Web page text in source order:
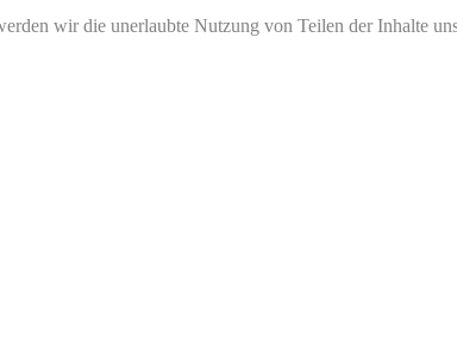
wir die unerlaubte Nutzung von Teilen der Inhalte